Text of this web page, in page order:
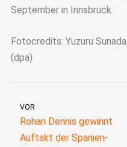
September in Innsbruck.
Fotocredits: Yuzuru Sunada
(dpa)
VOR
Rohan Dennis gewinnt
Auftakt der Spanien-